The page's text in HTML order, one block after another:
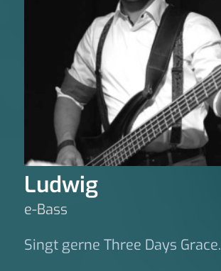
Ludwig
e-Bass
Singt gerne Three Days Grace.